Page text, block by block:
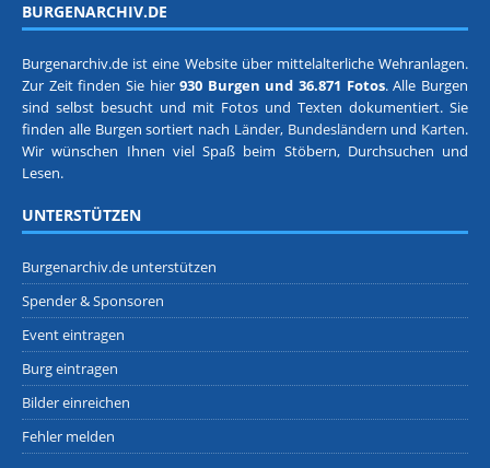
BURGENARCHIV.DE
Burgenarchiv.de ist eine Website über mittelalterliche Wehranlagen.
Zur Zeit finden Sie hier930 Burgen und 36.871 Fotos. Alle Burgen
sind selbst besucht und mit Fotos und Texten dokumentiert. Sie
finden alle Burgen sortiert nach Länder, Bundesländern und Karten.
Wir wünschen Ihnen viel Spaß beim Stöbern, Durchsuchen und
Lesen.
UNTERSTÜTZEN
Burgenarchiv.de unterstützen
Spender & Sponsoren
Event eintragen
Burg eintragen
Bilder einreichen
Fehler melden